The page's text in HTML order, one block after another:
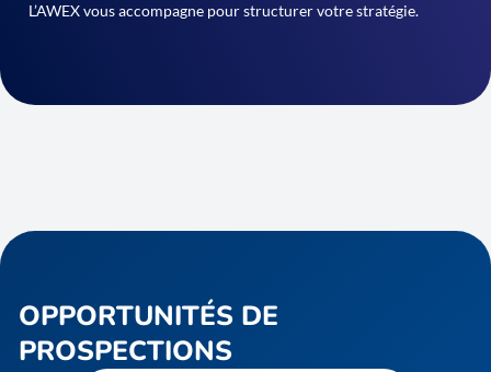
L’AWEX vous accompagne pour structurer votre stratégie.
OPPORTUNITÉS DE
PROSPECTIONS